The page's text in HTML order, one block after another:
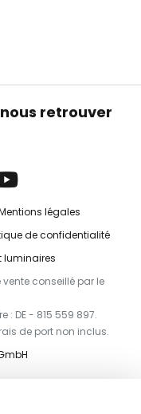
retrouver
légales
de confidentialité
luminaires
vente conseillé par le
: DE - 815 559 897.
de port non inclus.